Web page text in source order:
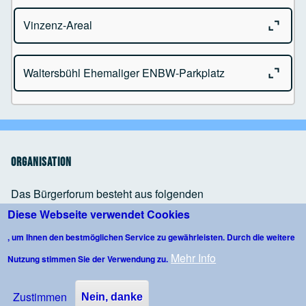
Google Maps GeneratorbyRegioHelden
Google Maps GeneratorbyRegioHelden
Google Maps GeneratorbyRegioHelden
Jahnstraße 21
88239 Wangen im Allgäu
Vinzenz-Areal Close
Humbrechtser Str.194
Waltersbühl Ehemaliger ENBW-Parkplatz Close
Ehemaliger ENBW-Parkplatz
Organisation
Das Bürgerforum besteht aus folgenden
Organisationseinheiten
Mitgliedervollversammlung
Vorstand
Projekte
Diese Webseite verwendet Cookies
, um Ihnen den bestmöglichen Service zu gewährleisten. Durch die weitere
Nutzung stimmen Sie der Verwendung zu. Mehr Info
Zustimmen Nein, danke